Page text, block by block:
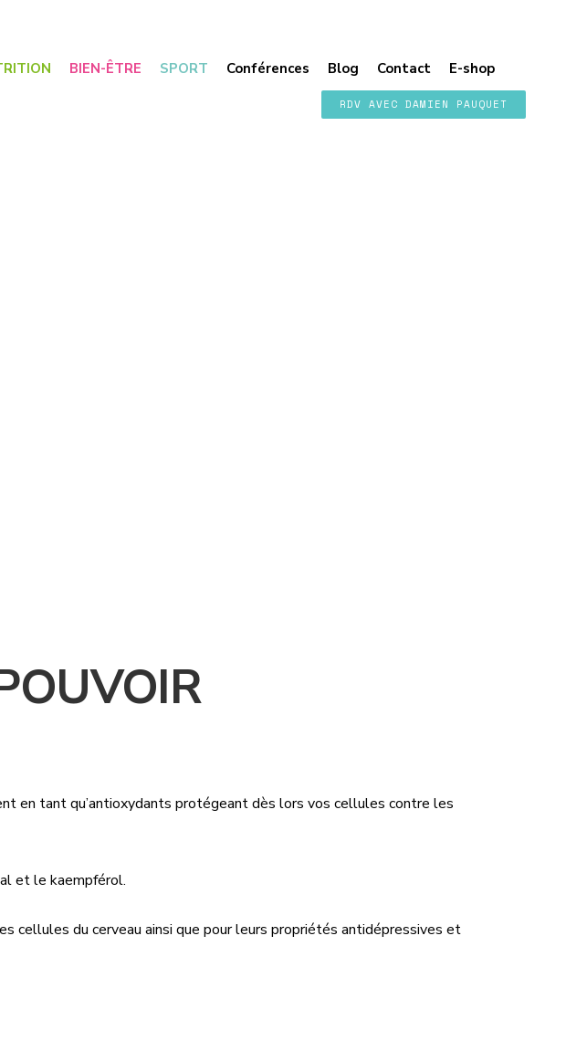
BIEN-ÊTRE SPORT Conférences Blog Contact E-shop
RDV AVEC DAMIEN PAUQUET
en tant qu’antioxydants protégeant dès lors vos cellules contre les
et le kaempférol.
cellules du cerveau ainsi que pour leurs propriétés antidépressives et